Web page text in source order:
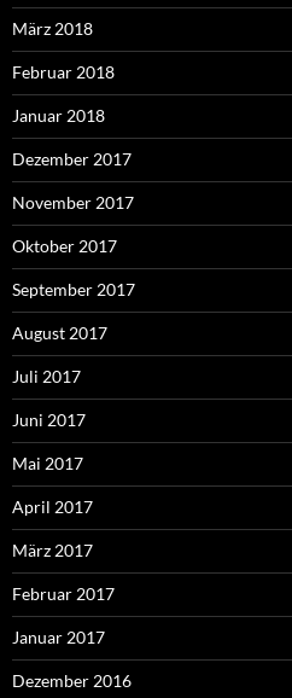
März 2018
Februar 2018
Januar 2018
Dezember 2017
November 2017
Oktober 2017
September 2017
August 2017
Juli 2017
Juni 2017
Mai 2017
April 2017
März 2017
Februar 2017
Januar 2017
Dezember 2016